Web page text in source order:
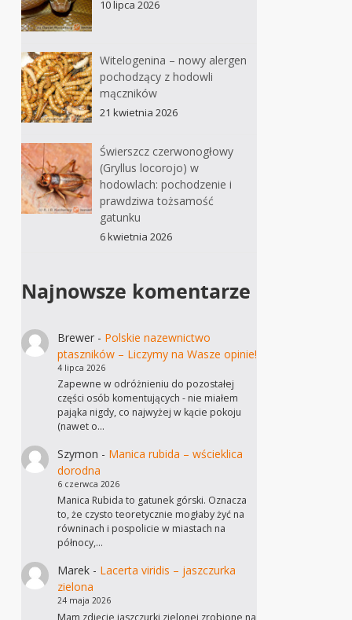
10 lipca 2026
Witelogenina – nowy alergen
pochodzący z hodowli
mączników
21 kwietnia 2026
Świerszcz czerwonogłowy
(Gryllus locorojo) w
hodowlach: pochodzenie i
prawdziwa tożsamość
gatunku
6 kwietnia 2026
Najnowsze komentarze
Brewer- Polskie nazewnictwo
ptaszników – Liczymy na Wasze opinie!
4 lipca 2026
Zapewne w odróżnieniu do pozostałej
części osób komentujących - nie miałem
pająka nigdy, co najwyżej w kącie pokoju
(nawet o…
Szymon - Manica rubida – wścieklica
dorodna
6 czerwca 2026
Manica Rubida to gatunek górski. Oznacza
to, że czysto teoretycznie mogłaby żyć na
równinach i pospolicie w miastach na
północy,…
Marek- Lacerta viridis – jaszczurka
zielona
24 maja 2026
Mam zdjęcie jaszczurki zielonej zrobione na